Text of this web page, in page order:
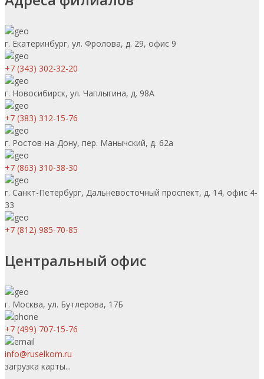
г. Екатеринбург, ул. Фролова, д. 29, офис 9
+7 (343) 302-32-20
г. Новосибирск, ул. Чаплыгина, д. 98А
+7 (383) 312-15-76
г. Ростов-на-Дону, пер. Манычский, д. 62а
+7 (863) 310-38-30
г. Санкт-Петербург, Дальневосточный проспект, д. 14, офис 4-
33
+7 (812) 985-70-85
Центральный офис
г. Москва, ул. Бутлерова, 17Б
+7 (499) 707-15-76
info@ruselkom.ru
загрузка карты...